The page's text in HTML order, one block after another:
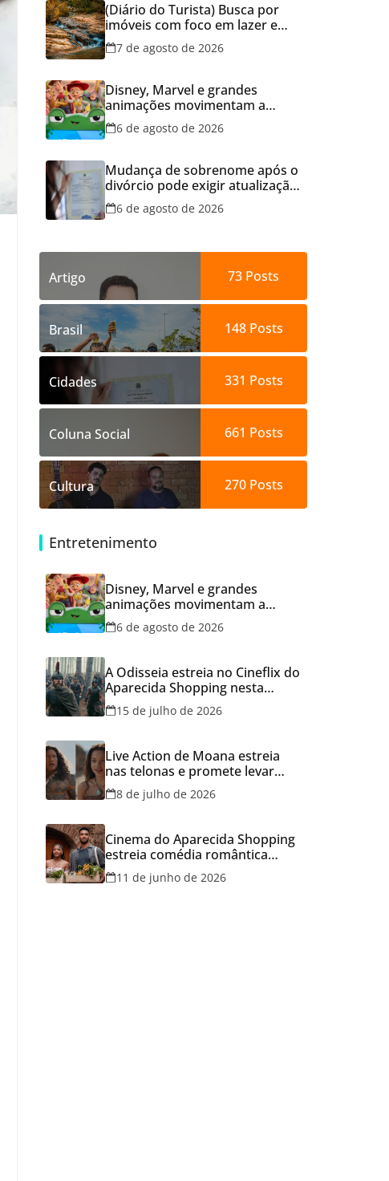
(Diário do Turista) Busca por
imóveis com foco em lazer e
locação por temporada cresce
no Brasil
7 de agosto de 2026
Disney, Marvel e grandes
animações movimentam a
programação do Cineflix do
Aparecida Shopping
6 de agosto de 2026
Mudança de sobrenome após o
divórcio pode exigir atualização
dos documentos dos filhos
para evitar transtornos
6 de agosto de 2026
Artigo 73 Posts
Brasil 148Posts
Cidades 331 Posts
Coluna Social 661 Posts
Cultura 270Posts
Entretenimento
Disney, Marvel e grandes
animações movimentam a
programação do Cineflix do
Aparecida Shopping
6 de agosto de 2026
A Odisseia estreia no Cineflix do
Aparecida Shopping nesta
quinta, 16
15 de julho de 2026
Live Action de Moana estreia
nas telonas e promete levar
aventura e emoção ao Cineflix
do Aparecida Shopping
8 de julho de 2026
Cinema do Aparecida Shopping
estreia comédia romântica
ambientada na Itália, hoje e
lança promoção para o Dia dos
11 de junho de 2026